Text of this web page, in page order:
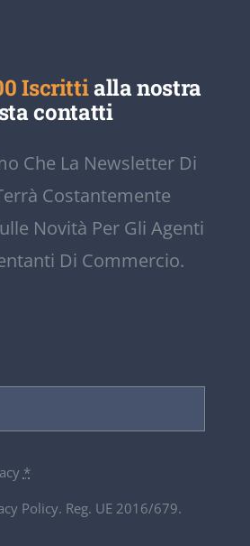
Iscrittialla nostra
contatti
Che La Newsletter Di
Costantemente
Novità Per Gli Agenti
Di Commercio.
*
Policy. Reg. UE 2016/679.